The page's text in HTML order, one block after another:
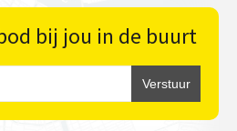
bij jou in de buurt